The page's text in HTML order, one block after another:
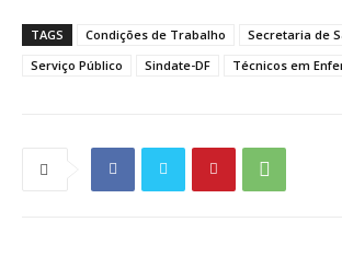
TAGS Condições de Trabalho
Secretaria de
Serviço Público
Sindate-DF Técnicos em